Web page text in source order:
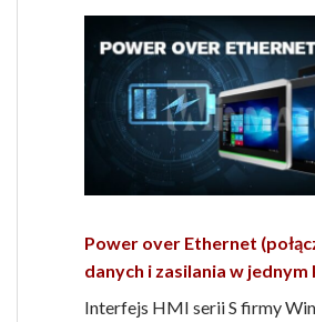
Power over Ethernet
danych i zasilania w jednym
Interfejs HMI serii S firmy